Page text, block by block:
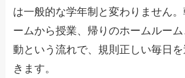
は一般的な学年制と変わりません
ームから授業、帰りのホームルー
動という流れで、規則正しい毎日
きます。